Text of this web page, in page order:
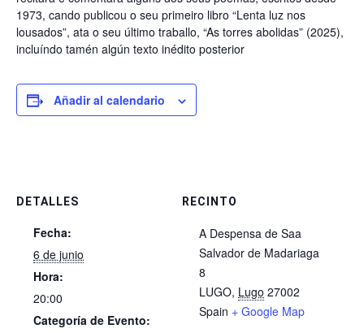
1973, cando publicou o seu primeiro libro “Lenta luz nos
lousados”, ata o seu último traballo, “As torres abolidas” (2025),
incluíndo tamén algún texto inédito posterior
Añadir al calendario
DETALLES
Fecha:
6 de junio
Hora:
20:00
Categoría de Evento:
RECINTO
A Despensa de Saa
Salvador de Madariaga
8
LUGO, Lugo 27002
Spain + Google Map